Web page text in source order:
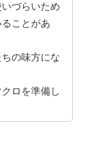
づらいため
ことがあ
の味方にな
ロを準備し